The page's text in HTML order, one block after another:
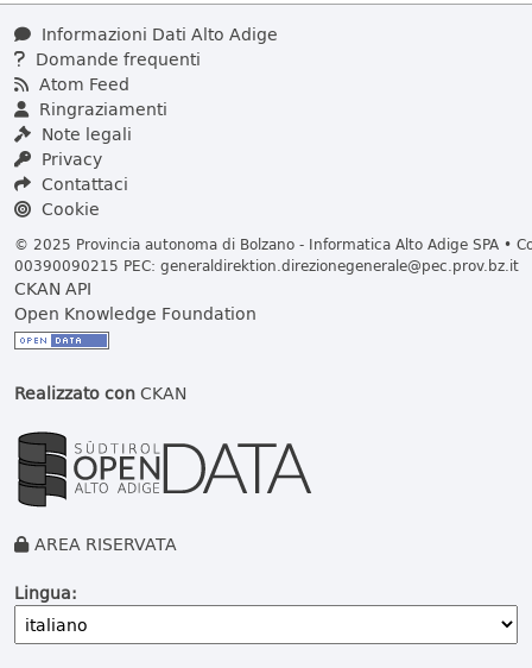
Informazioni Dati Alto Adige
Domande frequenti
Atom Feed
Ringraziamenti
Note legali
Privacy
Contattaci
Cookie
© 2025 Provincia autonoma di Bolzano - Informatica Alto Adige SPA •
00390090215 PEC: generaldirektion.direzionegenerale@pec.prov.bz.it
CKAN API
Open Knowledge Foundation
Realizzato conCKAN
AREA RISERVATA
Lingua